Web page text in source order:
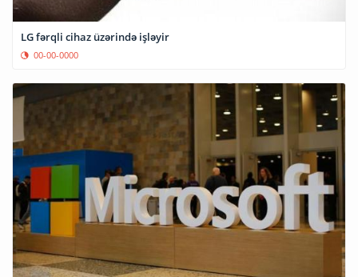
LG fərqli cihaz üzərində işləyir
00-00-0000